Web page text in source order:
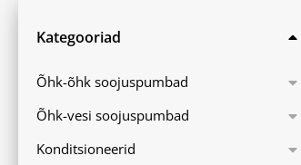
Kategooriad
Õhk-õhk soojuspumbad
Õhk-vesi soojuspumbad
Konditsioneerid